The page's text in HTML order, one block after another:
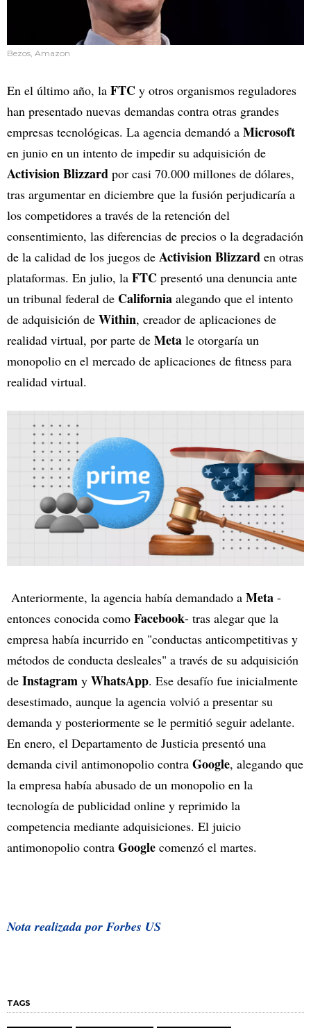
Bezos, Amazon
En el último año, la FTC y otros organismos reguladores
han presentado nuevas demandas contra otras grandes
empresas tecnológicas. La agencia demandó a Microsoft
en junio en un intento de impedir su adquisición de
Activision Blizzard por casi 70.000 millones de dólares,
tras argumentar en diciembre que la fusión perjudicaría a
los competidores a través de la retención del
consentimiento, las diferencias de precios o la degradación
de la calidad de los juegos de Activision Blizzard en otras
plataformas. En julio, la FTC presentó una denuncia ante
un tribunal federal de California alegando que el intento
de adquisición de Within, creador de aplicaciones de
realidad virtual, por parte de Meta le otorgaría un
monopolio en el mercado de aplicaciones de fitness para
realidad virtual.
Anteriormente, la agencia había demandado a Meta -
entonces conocida como Facebook- tras alegar que la
empresa había incurrido en "conductas anticompetitivas y
métodos de conducta desleales" a través de su adquisición
de Instagram y WhatsApp. Ese desafío fue inicialmente
desestimado, aunque la agencia volvió a presentar su
demanda y posteriormente se le permitió seguir adelante.
En enero, el Departamento de Justicia presentó una
demanda civil antimonopolio contra Google, alegando que
la empresa había abusado de un monopolio en la
tecnología de publicidad online y reprimido la
competencia mediante adquisiciones. El juicio
antimonopolio contra Google comenzó el martes.
Nota realizada por Forbes US
TAGS